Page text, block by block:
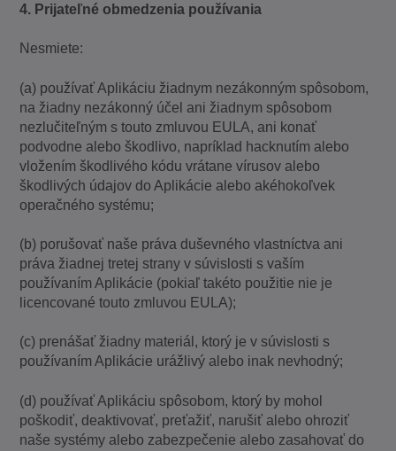
4. Prijateľné obmedzenia používania
Nesmiete:
(a) používať Aplikáciu žiadnym nezákonným spôsobom,
na žiadny nezákonný účel ani žiadnym spôsobom
nezlučiteľným s touto zmluvou EULA, ani konať
podvodne alebo škodlivo, napríklad hacknutím alebo
vložením škodlivého kódu vrátane vírusov alebo
škodlivých údajov do Aplikácie alebo akéhokoľvek
operačného systému;
(b) porušovať naše práva duševného vlastníctva ani
práva žiadnej tretej strany v súvislosti s vaším
používaním Aplikácie (pokiaľ takéto použitie nie je
licencované touto zmluvou EULA);
(c) prenášať žiadny materiál, ktorý je v súvislosti s
používaním Aplikácie urážlivý alebo inak nevhodný;
(d) používať Aplikáciu spôsobom, ktorý by mohol
poškodiť, deaktivovať, preťažiť, narušiť alebo ohroziť
naše systémy alebo zabezpečenie alebo zasahovať do